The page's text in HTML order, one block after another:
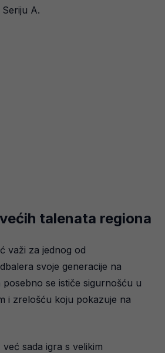
A.
talenata regiona
važi za jednog od
svoje generacije na
se ističe sigurnošću u
i zrelošću koju pokazuje na
sada igra s velikim